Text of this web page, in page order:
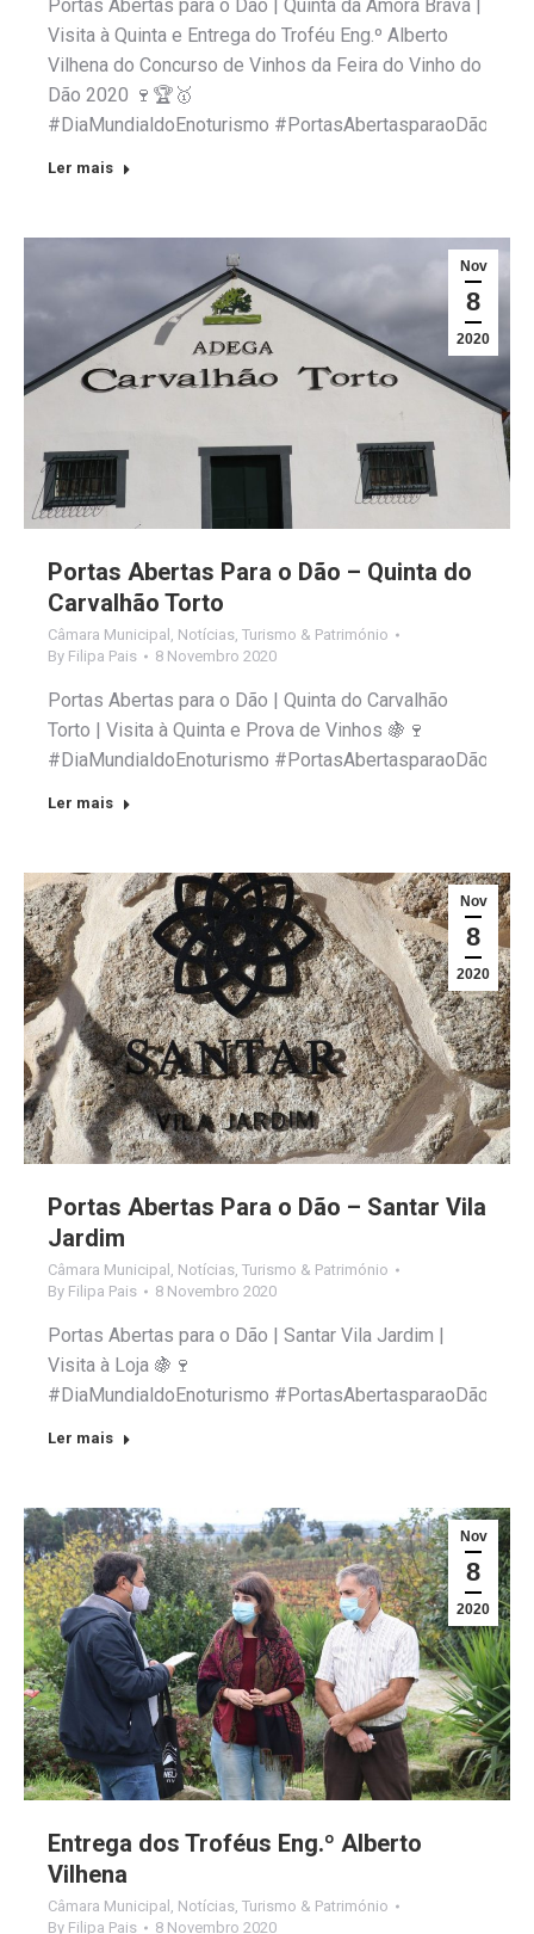
Portas Abertas para o Dão | Quinta da Amora Brava |
Visita à Quinta e Entrega do Troféu Eng.º Alberto
Vilhena do Concurso de Vinhos da Feira do Vinho do
Dão 2020 🍷🏆🥇
#DiaMundialdoEnoturismo #PortasAbertasparaoDão
Ler mais
Nov
8
2020
Portas Abertas Para o Dão – Quinta do
Carvalhão Torto
Câmara Municipal Notícias Turismo & Património
By Filipa Pais 8 Novembro 2020
Portas Abertas para o Dão | Quinta do Carvalhão
Torto | Visita à Quinta e Prova de Vinhos 🍇🍷
#DiaMundialdoEnoturismo #PortasAbertasparaoDão
Ler mais
Nov
8
2020
Portas Abertas Para o Dão – Santar Vila
Jardim
Câmara Municipal , Notícias, Turismo & Património
By Filipa Pais 8 Novembro 2020
Portas Abertas para o Dão | Santar Vila Jardim |
Visita à Loja 🍇🍷
#DiaMundialdoEnoturismo #PortasAbertasparaoDão
Ler mais
Nov
8
2020
Entrega dos Troféus Eng.º Alberto
Vilhena
Câmara Municipal Notícias Turismo & Património
By Filipa Pais 8 Novembro 2020